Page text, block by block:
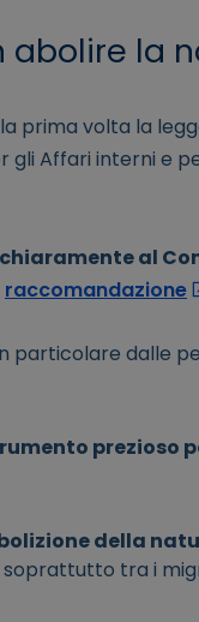
la
prima volta la
Affari interni e
al
raccomandazione
particolare dalle
prezioso
della
tra i